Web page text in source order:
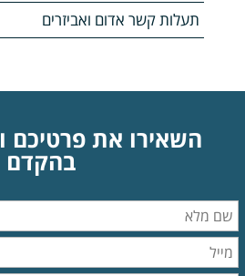
תעלות קשר אדום ואביזרים
השאירו את פרטיכם
בהקדם